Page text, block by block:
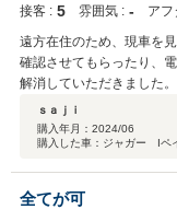
接客 : 5 雰囲気 : ‐ アフ
遠方在住のため、現車を
確認させてもらったり、
解消していただきました
定後でも交換対応をして
した。 納車が一層楽しみ
ｓａｊｉ
購入年月： 2024/06
購入した車：ジャガー Iペ
全てが可